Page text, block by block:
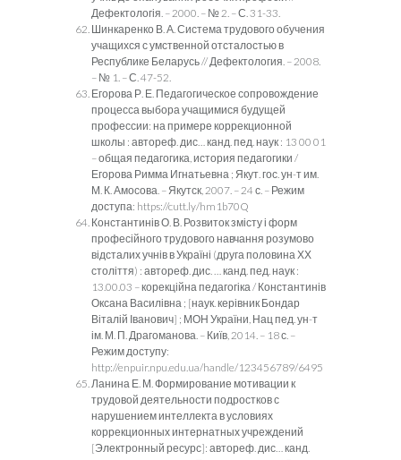
Дефектологія. – 2000. – № 2. – С. 31-33.
Шинкаренко В. А. Система трудового обучения
учащихся с умственной отсталостью в
Республике Беларусь // Дефектология. – 2008.
– № 1. – С. 47-52.
Егорова Р. Е. Педагогическое сопровождение
процесса выбора учащимися будущей
профессии: на примере коррекционной
школы : автореф. дис… канд. пед. наук : 13 00 01
– общая педагогика, история педагогики /
Егорова Римма Игнатьевна ; Якут. гос. ун-т им.
М. К. Амосова. – Якутск, 2007. – 24 с. – Режим
доступа: https://cutt.ly/hm1b70Q
Константинів О. В. Розвиток змісту і форм
професійного трудового навчання розумово
відсталих учнів в Україні (друга половина ХХ
століття) : автореф. дис. … канд. пед. наук :
13.00.03 – корекційна педагогіка / Константинів
Оксана Василівна ; [наук. керівник Бондар
Віталій Іванович] ; МОН України, Нац пед. ун-т
ім. М. П. Драгоманова. – Київ, 2014. – 18 с. –
Режим доступу:
http://enpuir.npu.edu.ua/handle/123456789/6495
Ланина Е. М. Формирование мотивации к
трудовой деятельности подростков с
нарушением интеллекта в условиях
коррекционных интернатных учреждений
[Электронный ресурс]: автореф. дис… канд.